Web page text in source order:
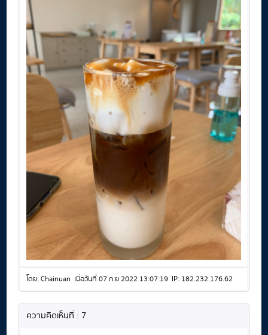
โดย: Chainuan เมื่อวันที่ 07 ก.ย 2022 13:07:19 IP: 182.232.176.62
ความคิดเห็นที่ : 7